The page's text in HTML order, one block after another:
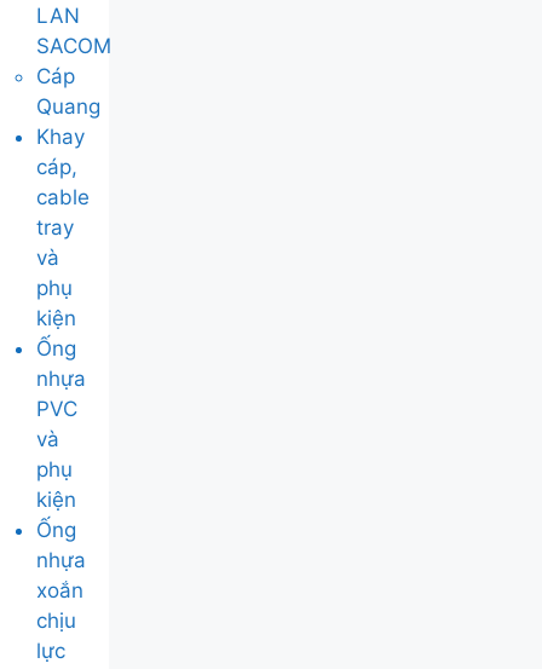
LAN
SACOM
Cáp
Quang
Khay
cáp,
cable
tray
và
phụ
kiện
Ống
nhựa
PVC
và
phụ
kiện
Ống
nhựa
xoắn
chịu
lực